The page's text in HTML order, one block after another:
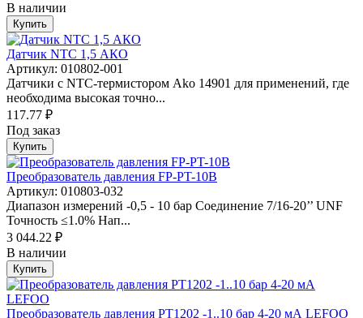
В наличии
Купить
Датчик NTC 1,5 АКО
Артикул: 010802-001
Датчики с NTC-термистором Ako 14901 для применений, где
необходима высокая точно...
117.77 ₽
Под заказ
Купить
Преобразователь давления FP-PT-10B
Артикул: 010803-032
Диапазон измерений -0,5 - 10 бар Соединение 7/16-20’’ UNF
Точность ≤1.0% Нап...
3 044.22 ₽
В наличии
Купить
Преобразователь давления PT1202 -1..10 бар 4-20 мА LEFOO